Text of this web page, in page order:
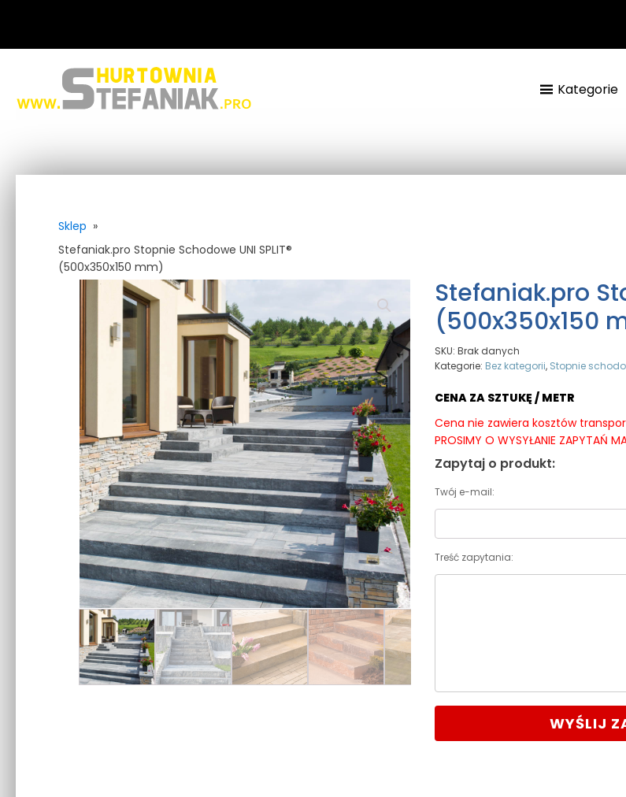
Kategorie
Sklep »
Stefaniak.pro Stopnie Schodowe UNI SPLIT®
(500x350x150 mm)
Stefaniak.pro
(500x350x150
SKU: Brak danych
Kategorie: Bez kategorii, Stopnie
CENA ZA SZTUKĘ / METR
Cena nie zawiera kosztów
PROSIMY O WYSYŁANIE ZAPYTAŃ
Zapytaj o produkt:
Twój e-mail:
Treść zapytania:
WYŚLIJ